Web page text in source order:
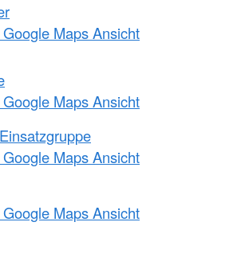
Maps Ansicht
Maps Ansicht
Maps Ansicht
Maps Ansicht